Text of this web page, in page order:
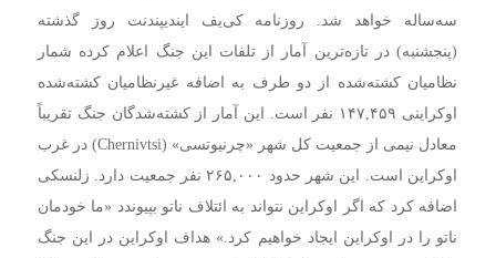
سه‌ساله خواهد شد. روزنامه کی‌یف ایندیپندنت روز گذشته
(پنجشنبه) در تازه‌ترین آمار از تلفات این جنگ اعلام کرده شمار
نظامیان کشته‌شده از دو طرف به اضافه غیرنظامیان کشته‌شده
اوکراینی ۱۴۷,۴۵۹ نفر است.
این آمار از کشته‌شدگان جنگ تقریباً
معادل نیمی از جمعیت کل شهر «چرنیوتسی» (Chernivtsi) در غرب
اوکراین است. این شهر حدود ۲۶۵,۰۰۰ نفر جمعیت دارد.
زلنسکی
اضافه کرد که اگر اوکراین نتواند به ائتلاف ناتو بپیوندد «ما خودمان
ناتو را در اوکراین ایجاد خواهیم کرد.» هداف اوکراین در این جنگ